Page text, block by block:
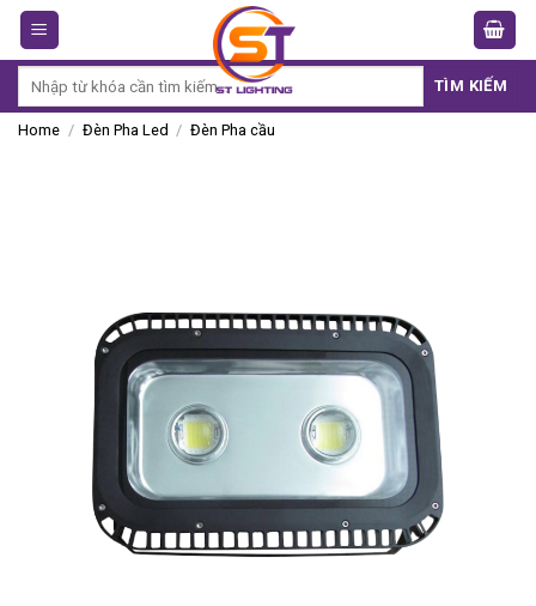
Skip
content
TÌM KIẾM
Home / Đèn Pha Led / Đèn Pha cầu